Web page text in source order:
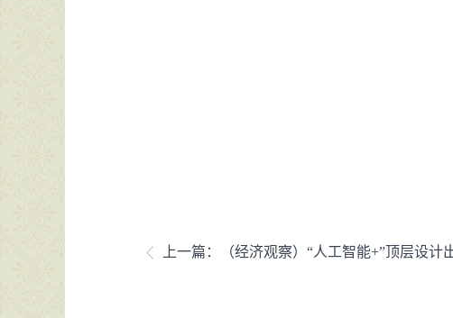
上一篇： （经济观察）“人工智能+”顶层设计